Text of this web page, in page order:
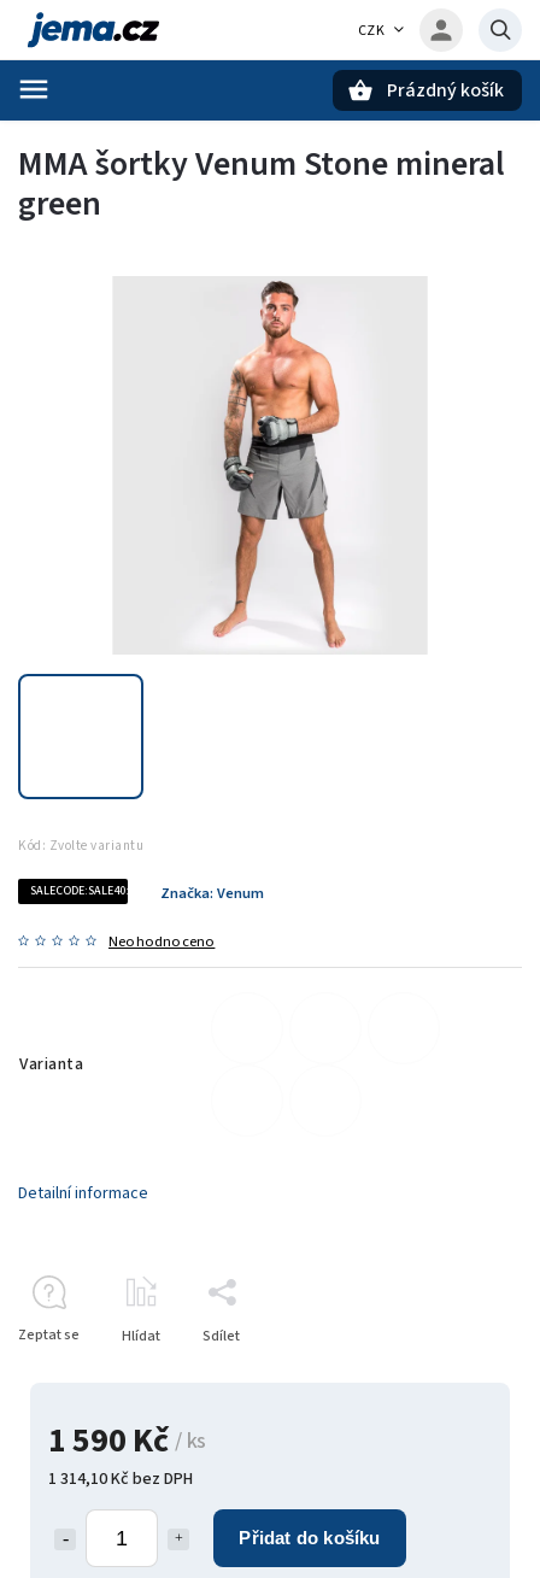
CZK
Prázdný košík
MMA šortky Venum Stone mineral
green
Kód: Zvolte variantu
SALECODE:SALE40:40:%
Neohodnoceno
Značka: Venum
Varianta
1 590 Kč/ ks
1 314,10 Kč bez DPH
Přidat do košíku
Detailní informace
Zeptat se Hlídat Sdílet